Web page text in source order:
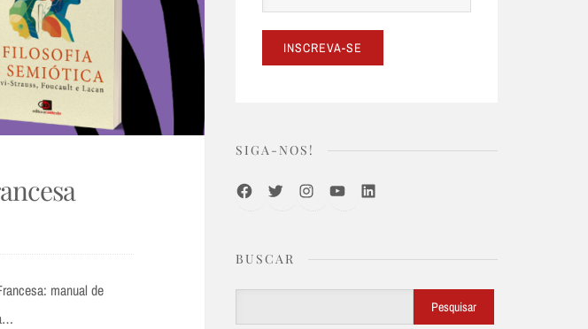
manual de
SIGA-NOS!
FacebookTwitterInstagramYoutubeLinkedIn
BUSCAR
Pesquisar